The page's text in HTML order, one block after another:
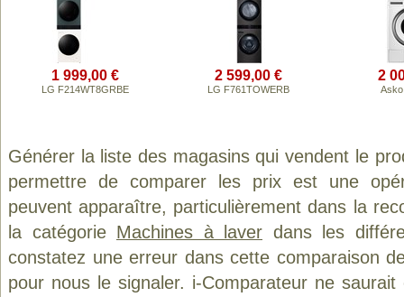
1 999,00 €
LG F214WT8GRBE
2 599,00 €
LG F761TOWERB
2
Générer la liste des magasins qui vendent le
permettre de comparer les prix est une
peuvent apparaître, particulièrement dans la
la catégorie Machines à laver dans les
constatez une erreur dans cette comparaison
pour nous le signaler. i-Comparateur ne